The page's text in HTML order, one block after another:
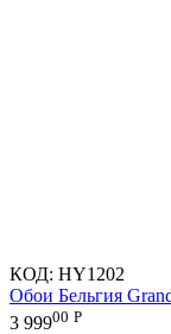
КОД: HY1202
Обои Бельгия
3 99900 Р